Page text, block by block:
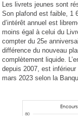
Les livrets jeunes sont
Son plafond est faible, 1
d’intérêt annuel est
moins égal à celui du
compter du 25e
différence du nouveau
complètement liquide.
depuis 2007, est inférieur
mars 2023 selon la